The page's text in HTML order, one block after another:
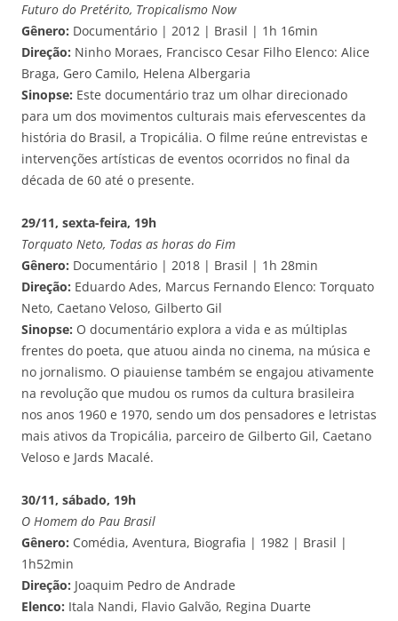
Futuro do Pretérito, Tropicalismo Now
Gênero: Documentário | 2012 | Brasil | 1h 16min
Direção: Ninho Moraes, Francisco Cesar Filho Elenco: Alice
Braga, Gero Camilo, Helena Albergaria
Sinopse: Este documentário traz um olhar direcionado
para um dos movimentos culturais mais efervescentes da
história do Brasil, a Tropicália. O filme reúne entrevistas e
intervenções artísticas de eventos ocorridos no final da
década de 60 até o presente.
29/11, sexta-feira, 19h
Torquato Neto, Todas as horas do Fim
Gênero: Documentário | 2018 | Brasil | 1h 28min
Direção: Eduardo Ades, Marcus Fernando Elenco: Torquato
Neto, Caetano Veloso, Gilberto Gil
Sinopse: O documentário explora a vida e as múltiplas
frentes do poeta, que atuou ainda no cinema, na música e
no jornalismo. O piauiense também se engajou ativamente
na revolução que mudou os rumos da cultura brasileira
nos anos 1960 e 1970, sendo um dos pensadores e letristas
mais ativos da Tropicália, parceiro de Gilberto Gil, Caetano
Veloso e Jards Macalé.
30/11, sábado, 19h
O Homem do Pau Brasil
Gênero: Comédia, Aventura, Biografia | 1982 | Brasil |
1h52min
Direção: Joaquim Pedro de Andrade
Elenco: Itala Nandi, Flavio Galvão, Regina Duarte